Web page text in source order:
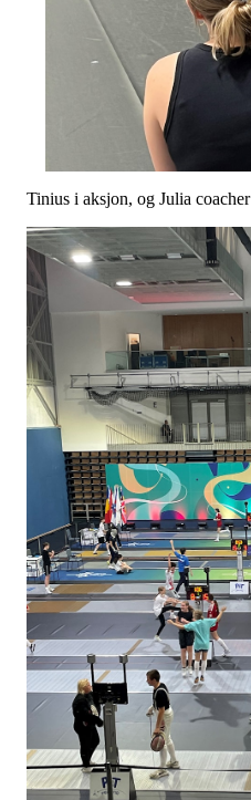
Tinius i aksjon, og Julia coacher